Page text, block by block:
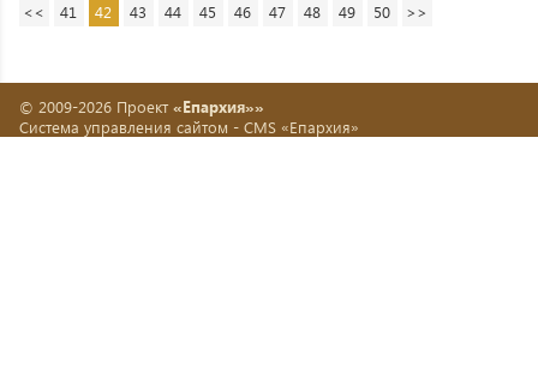
<< 41 42 43 44 45 46 47 48 49 50 >>
© 2009-2026 Проект «Епархия»»
Система управления сайтом - CMS «Епархия»